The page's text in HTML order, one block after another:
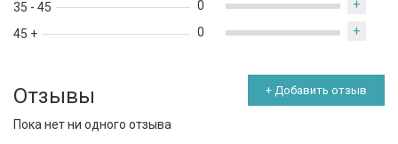
35 - 45
45 +
0 +
0 +
Отзывы + Добавить отзыв
Пока нет ни одного отзыва